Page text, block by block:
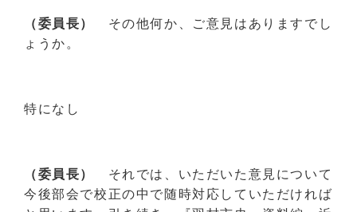
（委員長） その他何か、ご意見はありますでし
ょうか。
特になし
（委員長） それでは、いただいた意見について
今後部会で校正の中で随時対応していただければ